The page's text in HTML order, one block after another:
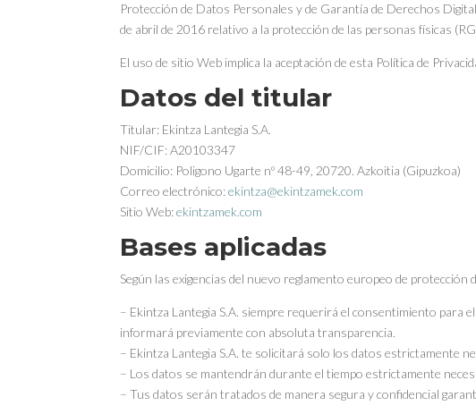
Protección de Datos Personales y de Garantía de Derechos
de abril de 2016 relativo a la protección de las personas físicas
El uso de sitio Web implica la aceptación de esta Política de
Datos del titular
Titular: Ekintza Lantegia S.A.
NIF/CIF: A20103347
Domicilio: Poligono Ugarte nº 48-49, 20720. Azkoitia (Gipuzkoa)
Correo electrónico:ekintza@ekintzamek.com
Sitio Web:ekintzamek.com
Bases aplicadas
Según las exigencias del nuevo reglamento europeo de protección
– Ekintza Lantegia S.A. siempre requerirá el consentimiento
informará previamente con absoluta transparencia.
– Ekintza Lantegia S.A. te solicitará solo los datos estrictamente
– Los datos se mantendrán durante el tiempo estrictamente
– Tus datos serán tratados de manera segura y confidencial